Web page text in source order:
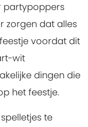
partypoppers
zorgen dat alles
voordat dit
wit
dingen die
het feestje.
te